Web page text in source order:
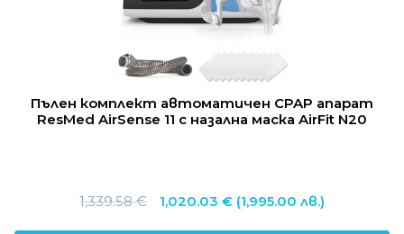
Пълен комплект автоматичен CPAP апарат
ResMed AirSense 11 с назална маска AirFit N20
1,339.58€
Original
1,020.03 €Текущата
(1,995.00 лв.)